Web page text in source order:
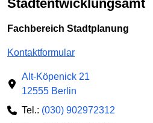
Stadtentwicklungsamt
Fachbereich Stadtplanung
Kontaktformular
Alt-Köpenick 21
12555 Berlin
Tel.: (030) 902972312